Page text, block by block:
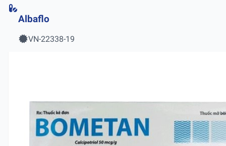
Albaflo
VN-22338-19